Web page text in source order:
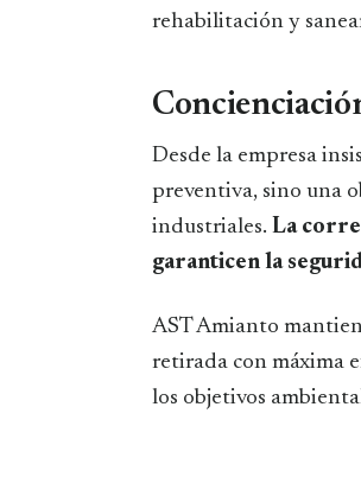
rehabilitación y
Desde la empresa
preventiva, sino una
industriales. La
garanticen la
AST Amianto
retirada con máxima
los objetivos